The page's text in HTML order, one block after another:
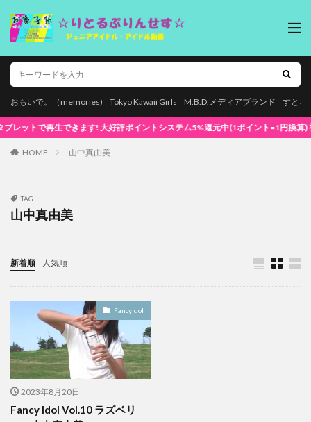
おもいで。（memories) Tokyo Kawaii Girls M.B.D.メディアブランド すとろ
ます! 大好評ポイントシステム5%還元中(1ポイント=1円換算) 初めてでも安心
HOME 山中真由美
TAG
山中真由美
新着順 人気順
FancyIdol
2023年8月20日
Fancy Idol Vol.10 ラズベリ